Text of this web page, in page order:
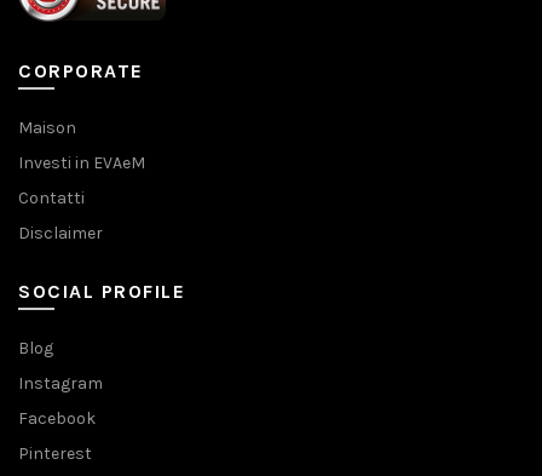
CORPORATE
Maison
Investi in EVAeM
Contatti
Disclaimer
SOCIAL PROFILE
Blog
Instagram
Facebook
Pinterest